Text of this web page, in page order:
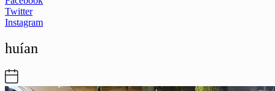
Twitter
Instagram
huían